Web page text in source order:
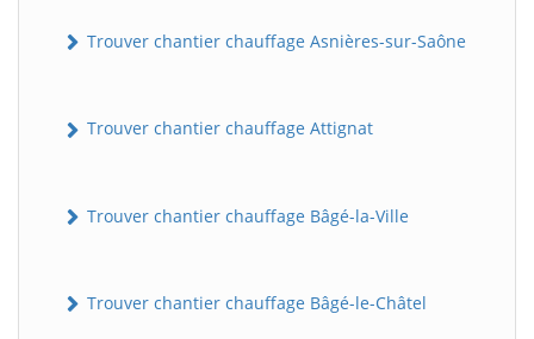
Trouver chantier chauffage Asnières-sur-Saône
Trouver chantier chauffage Attignat
Trouver chantier chauffage Bâgé-la-Ville
Trouver chantier chauffage Bâgé-le-Châtel